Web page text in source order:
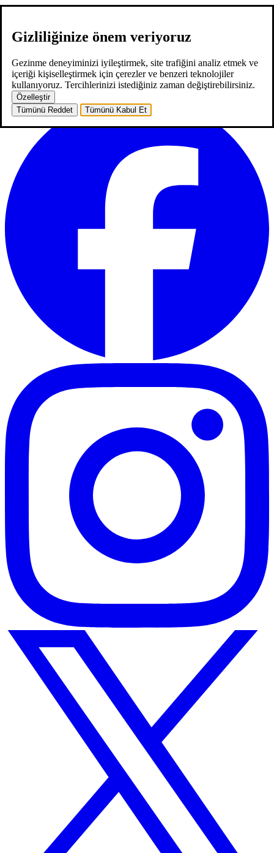
Gizliliğinize önem veriyoruz
Gezinme deneyiminizi iyileştirmek, site trafiğini analiz etmek ve
içeriği kişiselleştirmek için çerezler ve benzeri teknolojiler
kullanıyoruz. Tercihlerinizi istediğiniz zaman değiştirebilirsiniz.
Özelleştir
Tümünü Reddet
Tümünü Kabul Et
hakkımızdahizmetlerimizneler yaptıkkariyer2
EN
ana sayfahakkımızdahizmetlerimiz neler yaptıkkariyer2 blog
iletişim